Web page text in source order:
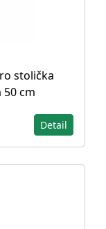
stolička
50 cm
Detail